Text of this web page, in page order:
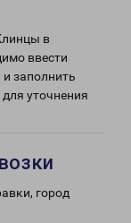
в
ввести
заполнить
уточнения
город